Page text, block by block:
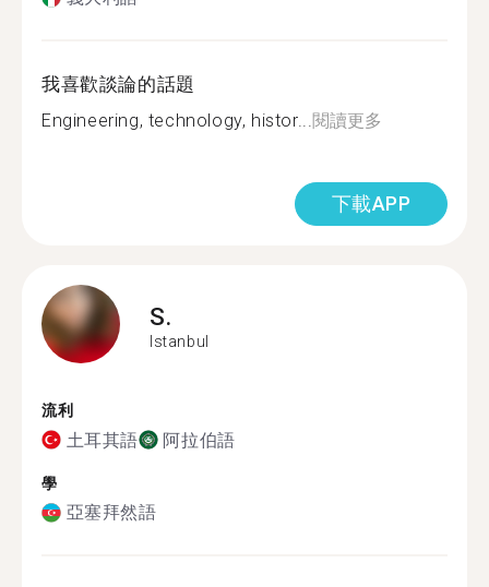
我喜歡談論的話題
Engineering, technology, histor...閱讀更多
下載APP
S.
Istanbul
流利
土耳其語 阿拉伯語
學
亞塞拜然語